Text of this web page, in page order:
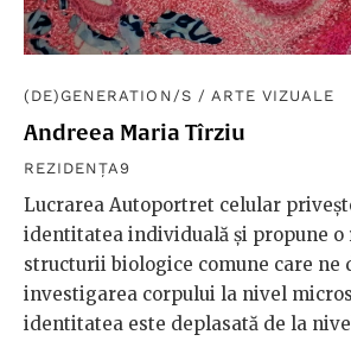
(DE)GENERATION/S / ARTE VIZUALE
Andreea Maria Tîrziu
REZIDENȚA9
Lucrarea Autoportret celular
identitatea individuală și propune o
structurii biologice comune care ne
investigarea corpului la nivel
identitatea este deplasată de la